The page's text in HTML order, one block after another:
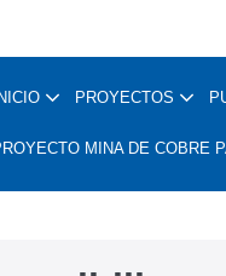
INICIO PROYECTOS
MINA DE COBRE